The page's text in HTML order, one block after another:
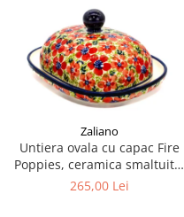
Zaliano
Untiera ovala cu capac Fire
Poppies, ceramica smaltuita,
pictata manual, 15,0 x 19,8 cm
265,00 Lei